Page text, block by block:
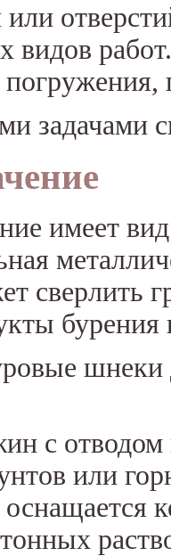
видов
погружения,
задачами
имеет
сверлить
с
или